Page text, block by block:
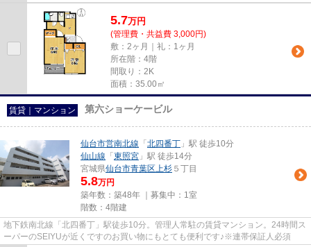
5.7万円
(管理費・共益費 3,000円)
敷：2ヶ月｜礼：1ヶ月
所在階：4階
間取り：2K
面積：35.00㎡
賃貸｜マンション 第六ショーケービル
仙台市営南北線 「 北四番丁 」駅 徒歩10分
仙山線 「 東照宮 」駅 徒歩14分
宮城県仙台市青葉区上杉 ５丁目
5.8万円
築年数：築48年 ｜募集中： 1室
階数：4階建
地下鉄南北線「北四番丁」駅徒歩10分。管理人常駐の賃貸マンション。24時間ス
ーパーのSEIYUが近くですのお買い物にもとても便利です♪※連帯保証人必須